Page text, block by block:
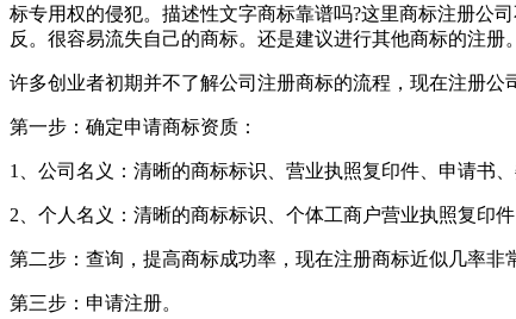
标专用权的侵犯。描述性文字商标靠谱吗?这里商标注册公
反。很容易流失自己的商标。还是建议进行其他商标的注册。
许多创业者初期并不了解公司注册商标的流程，现在注册公
第一步：确定申请商标资质：
1、公司名义：清晰的商标标识、营业执照复印件、申请书、
2、个人名义：清晰的商标标识、个体工商户营业执照复印
第二步：查询，提高商标成功率，现在注册商标近似几率非
第三步：申请注册。